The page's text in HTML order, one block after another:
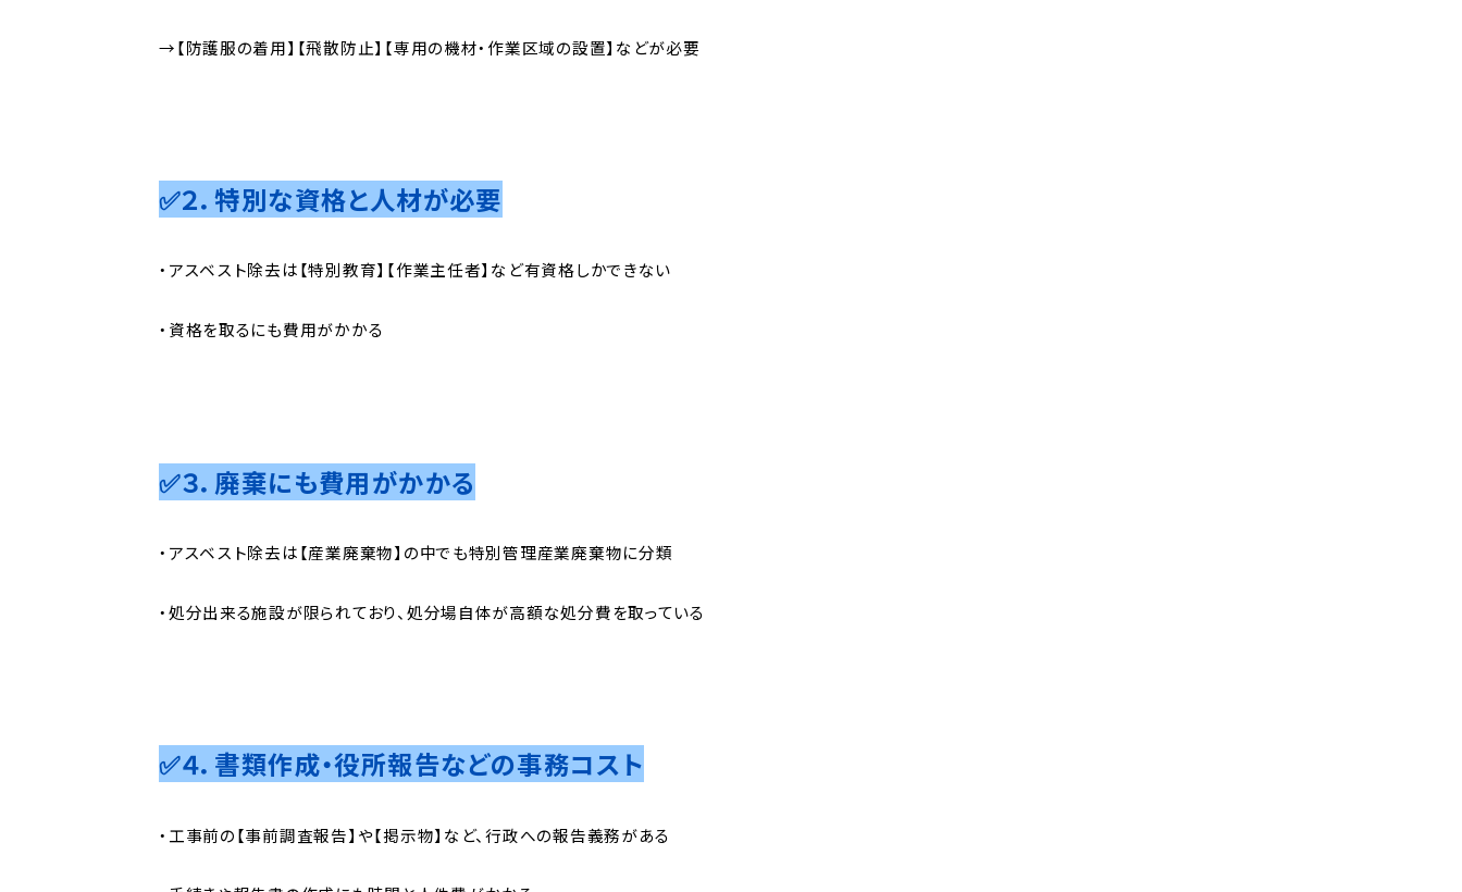
→【防護服の着用】【飛散防止】【専用の機材・作業区域の設置】などが必要
✅２．特別な資格と人材が必要
・アスベスト除去は【特別教育】【作業主任者】など有資格しかできない
・資格を取るにも費用がかかる
✅３．廃棄にも費用がかかる
・アスベスト除去は【産業廃棄物】の中でも特別管理産業廃棄物に分類
・処分出来る施設が限られており、処分場自体が高額な処分費を取っている
✅４．書類作成・役所報告などの事務コスト
・工事前の【事前調査報告】や【掲示物】など、行政への報告義務がある